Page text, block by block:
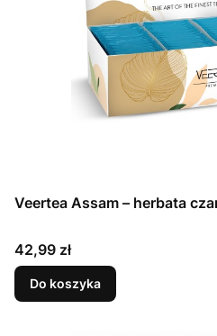
Veertea Assam – herbata
Cena
42,99 zł
Do koszyka